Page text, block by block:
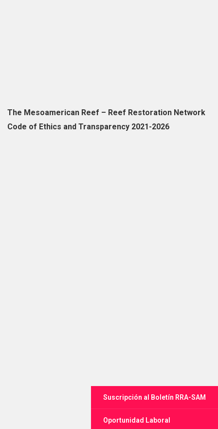
The Mesoamerican Reef – Reef Restoration Network
Code of Ethics and Transparency 2021-2026
Suscripción al Boletín RRA-SAM
Oportunidad Laboral